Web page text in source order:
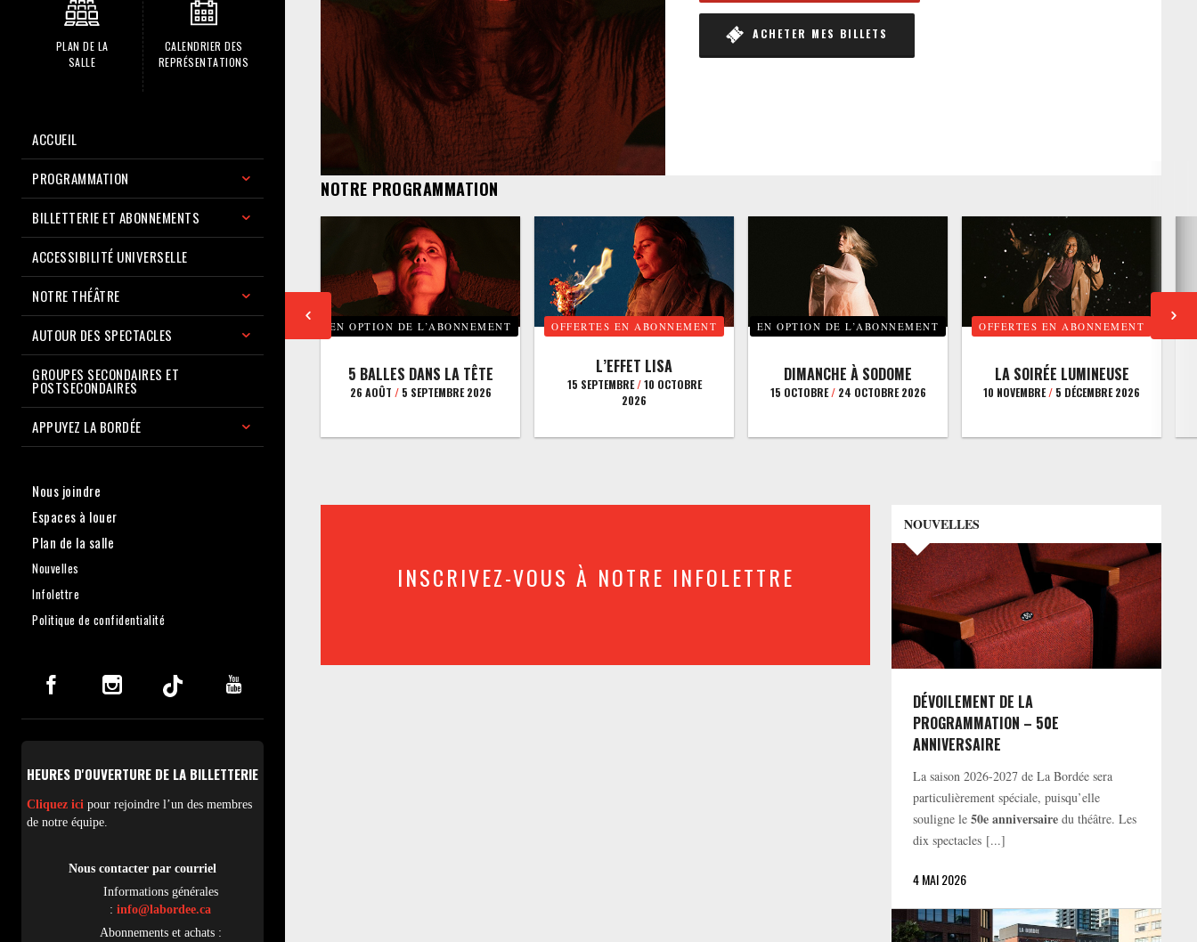
PLAN DE LA
SALLE
CALENDRIER DES
REPRÉSENTATIONS
ACCUEIL
PROGRAMMATION
BILLETTERIE ET ABONNEMENTS
ACCESSIBILITÉ UNIVERSELLE
NOTRE THÉÂTRE
AUTOUR DES SPECTACLES
GROUPES SECONDAIRES ET
POSTSECONDAIRES
APPUYEZ LA BORDÉE
Nous joindre
Espaces à louer
Plan de la salle
Nouvelles
Infolettre
Politique de confidentialité
HEURES D'OUVERTURE DE LA BILLETTERIE
Cliquez ici pour rejoindre l’un des membres
de notre équipe.
Nous contacter par courriel
Informations générales
: info@labordee.ca
Abonnements et achats :
ACHETER MES BILLETS
NOTRE PROGRAMMATION
EN OPTION DE L’ABONNEMENT
5 BALLES DANS LA TÊTE
26 AOÛT /5 SEPTEMBRE 2026
OFFERTES EN ABONNEMENT
L’EFFET LISA
15 SEPTEMBRE/10 OCTOBRE
2026
EN OPTION DE L’ABONNEMENT
DIMANCHE À SODOME
15 OCTOBRE/24 OCTOBRE 2026
OFFERTES EN ABONNEMENT
LA SOIRÉE LUMINEUSE
10 NOVEMBRE/ 5 DÉCEMBRE 2026
INSCRIVEZ-VOUS À NOTRE INFOLETTRE
NOUVELLES
DÉVOILEMENT DE LA
PROGRAMMATION – 50E
ANNIVERSAIRE
La saison 2026-2027 de La Bordée sera
particulièrement spéciale, puisqu’elle
souligne le50e anniversaire du théâtre. Les
dix spectacles [...]
4 MAI 2026